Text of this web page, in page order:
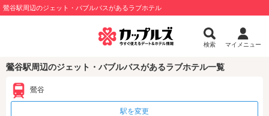
鶯谷駅周辺のジェット・バブルバスがあるラブホテル
検索 マイメニュー
鶯谷駅周辺のジェット・バブルバスがあるラブホテル一覧
鶯谷
駅を変更